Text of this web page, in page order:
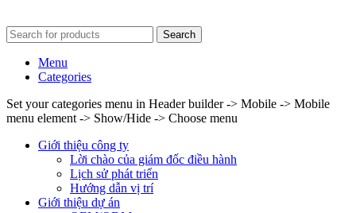
Search
Menu
Categories
Set your categories menu in Header builder -> Mobile -> Mobile
menu element -> Show/Hide -> Choose menu
Giới thiệu công ty
Lời chào của giám đốc điều hành
Lịch sử phát triển
Hướng dẫn vị trí
Giới thiệu dự án